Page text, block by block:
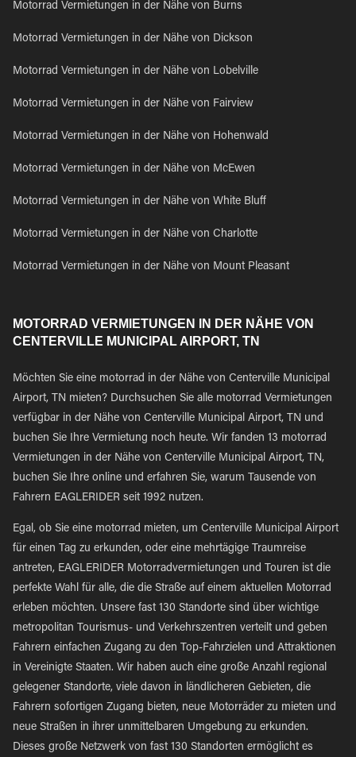
Motorrad Vermietungen in der Nähe von Burns
Motorrad Vermietungen in der Nähe von Dickson
Motorrad Vermietungen in der Nähe von Lobelville
Motorrad Vermietungen in der Nähe von Fairview
Motorrad Vermietungen in der Nähe von Hohenwald
Motorrad Vermietungen in der Nähe von McEwen
Motorrad Vermietungen in der Nähe von White Bluff
Motorrad Vermietungen in der Nähe von Charlotte
Motorrad Vermietungen in der Nähe von Mount Pleasant
MOTORRAD VERMIETUNGEN IN DER NÄHE VON
CENTERVILLE MUNICIPAL AIRPORT, TN
Möchten Sie eine motorrad in der Nähe von Centerville Municipal
Airport, TN mieten? Durchsuchen Sie alle motorrad Vermietungen
verfügbar in der Nähe von Centerville Municipal Airport, TN und
buchen Sie Ihre Vermietung noch heute. Wir fanden 13 motorrad
Vermietungen in der Nähe von Centerville Municipal Airport, TN,
buchen Sie Ihre online und erfahren Sie, warum Tausende von
Fahrern EAGLERIDER seit 1992 nutzen.
Egal, ob Sie eine motorrad mieten, um Centerville Municipal Airport
für einen Tag zu erkunden, oder eine mehrtägige Traumreise
antreten, EAGLERIDER Motorradvermietungen und Touren ist die
perfekte Wahl für alle, die die Straße auf einem aktuellen Motorrad
erleben möchten. Unsere fast 130 Standorte sind über wichtige
metropolitan Tourismus- und Verkehrszentren verteilt und geben
Fahrern einfachen Zugang zu den Top-Fahrzielen und Attraktionen
in Vereinigte Staaten. Wir haben auch eine große Anzahl regional
gelegener Standorte, viele davon in ländlicheren Gebieten, die
Fahrern sofortigen Zugang bieten, neue Motorräder zu mieten und
neue Straßen in ihrer unmittelbaren Umgebung zu erkunden.
Dieses große Netzwerk von fast 130 Standorten ermöglicht es